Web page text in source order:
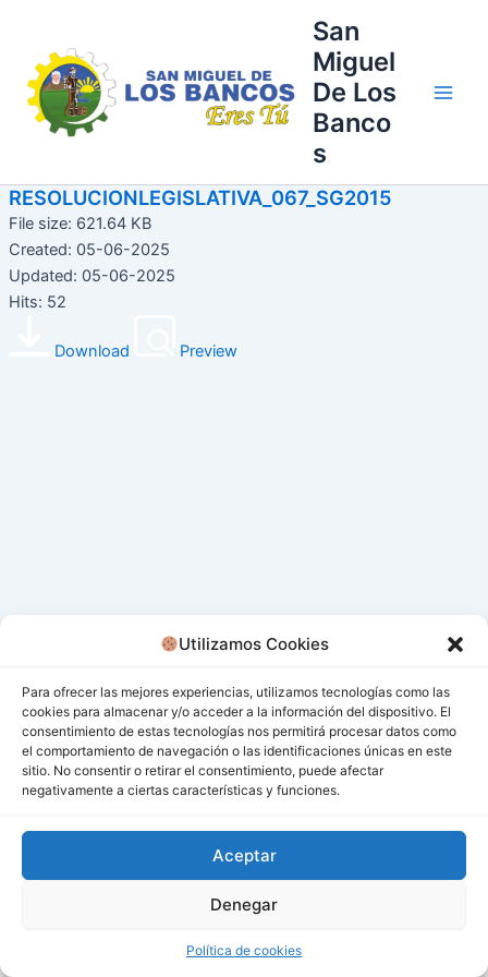
Utilizamos Cookies
Para ofrecer las mejores experiencias, utilizamos tecnologías como las
cookies para almacenar y/o acceder a la información del dispositivo. El
consentimiento de estas tecnologías nos permitirá procesar datos como
el comportamiento de navegación o las identificaciones únicas en este
sitio. No consentir o retirar el consentimiento, puede afectar
negativamente a ciertas características y funciones.
Aceptar
Denegar
Política de cookies
contenido
San
Miguel
De Los
Banco
s
RESOLUCIONLEGISLATIVA_067_SG2015
File size: 621.64 KB
Created: 05-06-2025
Updated: 05-06-2025
Hits: 52
Download Preview
Todos los derechos © 2026 San Miguel De Los Bancos |